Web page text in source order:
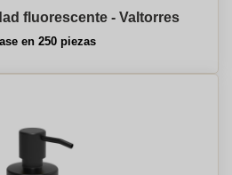
fluorescente - Valtorres
en 250 piezas